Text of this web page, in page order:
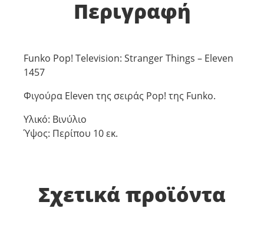
Περιγραφή
Funko Pop! Television: Stranger Things – Eleven
1457
Φιγούρα Eleven της σειράς Pop! της Funko.
Υλικό: Βινύλιο
Ύψος: Περίπου 10 εκ.
Σχετικά προϊόντα